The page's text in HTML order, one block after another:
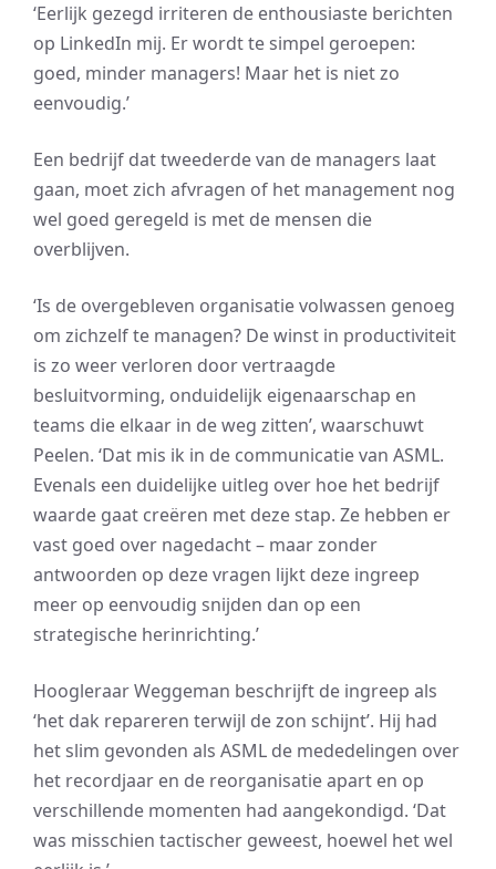
‘Eerlijk gezegd irriteren de enthousiaste berichten
op LinkedIn mij. Er wordt te simpel geroepen:
goed, minder managers! Maar het is niet zo
eenvoudig.’
Een bedrijf dat tweederde van de managers laat
gaan, moet zich afvragen of het management nog
wel goed geregeld is met de mensen die
overblijven.
‘Is de overgebleven organisatie volwassen genoeg
om zichzelf te managen? De winst in productiviteit
is zo weer verloren door vertraagde
besluitvorming, onduidelijk eigenaarschap en
teams die elkaar in de weg zitten’, waarschuwt
Peelen. ‘Dat mis ik in de communicatie van ASML.
Evenals een duidelijke uitleg over hoe het bedrijf
waarde gaat creëren met deze stap. Ze hebben er
vast goed over nagedacht – maar zonder
antwoorden op deze vragen lijkt deze ingreep
meer op eenvoudig snijden dan op een
strategische herinrichting.’
Hoogleraar Weggeman beschrijft de ingreep als
‘het dak repareren terwijl de zon schijnt’. Hij had
het slim gevonden als ASML de mededelingen over
het recordjaar en de reorganisatie apart en op
verschillende momenten had aangekondigd. ‘Dat
was misschien tactischer geweest, hoewel het wel